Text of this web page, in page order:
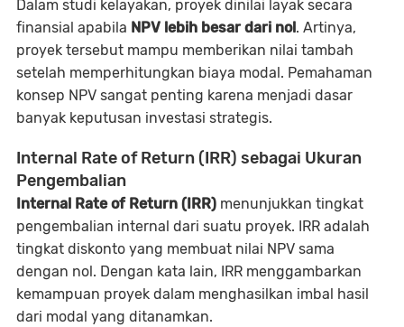
Dalam studi kelayakan, proyek dinilai layak secara
finansial apabila NPV lebih besar dari nol. Artinya,
proyek tersebut mampu memberikan nilai tambah
setelah memperhitungkan biaya modal. Pemahaman
konsep NPV sangat penting karena menjadi dasar
banyak keputusan investasi strategis.
Internal Rate of Return (IRR) sebagai Ukuran
Pengembalian
Internal Rate of Return (IRR) menunjukkan tingkat
pengembalian internal dari suatu proyek. IRR adalah
tingkat diskonto yang membuat nilai NPV sama
dengan nol. Dengan kata lain, IRR menggambarkan
kemampuan proyek dalam menghasilkan imbal hasil
dari modal yang ditanamkan.